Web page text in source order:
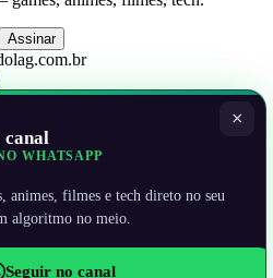
Assinar
×
canal
WHATSAPP
animes, filmes e tech direto no seu
algoritmo no meio.
Seguir no canal